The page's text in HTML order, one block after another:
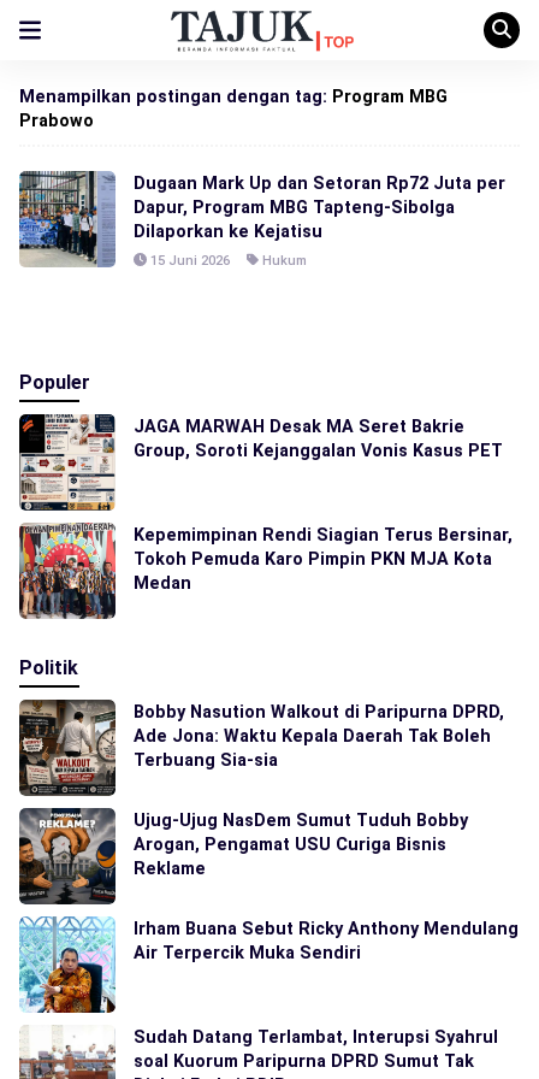
Menampilkan postingan dengan tag: Program MBG
Prabowo
Dugaan Mark Up dan Setoran Rp72 Juta per
Dapur, Program MBG Tapteng-Sibolga
Dilaporkan ke Kejatisu
15 Juni 2026 Hukum
Populer
JAGA MARWAH Desak MA Seret Bakrie
Group, Soroti Kejanggalan Vonis Kasus PET
Kepemimpinan Rendi Siagian Terus Bersinar,
Tokoh Pemuda Karo Pimpin PKN MJA Kota
Medan
Politik
Bobby Nasution Walkout di Paripurna DPRD,
Ade Jona: Waktu Kepala Daerah Tak Boleh
Terbuang Sia-sia
Ujug-Ujug NasDem Sumut Tuduh Bobby
Arogan, Pengamat USU Curiga Bisnis
Reklame
Irham Buana Sebut Ricky Anthony Mendulang
Air Terpercik Muka Sendiri
Sudah Datang Terlambat, Interupsi Syahrul
soal Kuorum Paripurna DPRD Sumut Tak